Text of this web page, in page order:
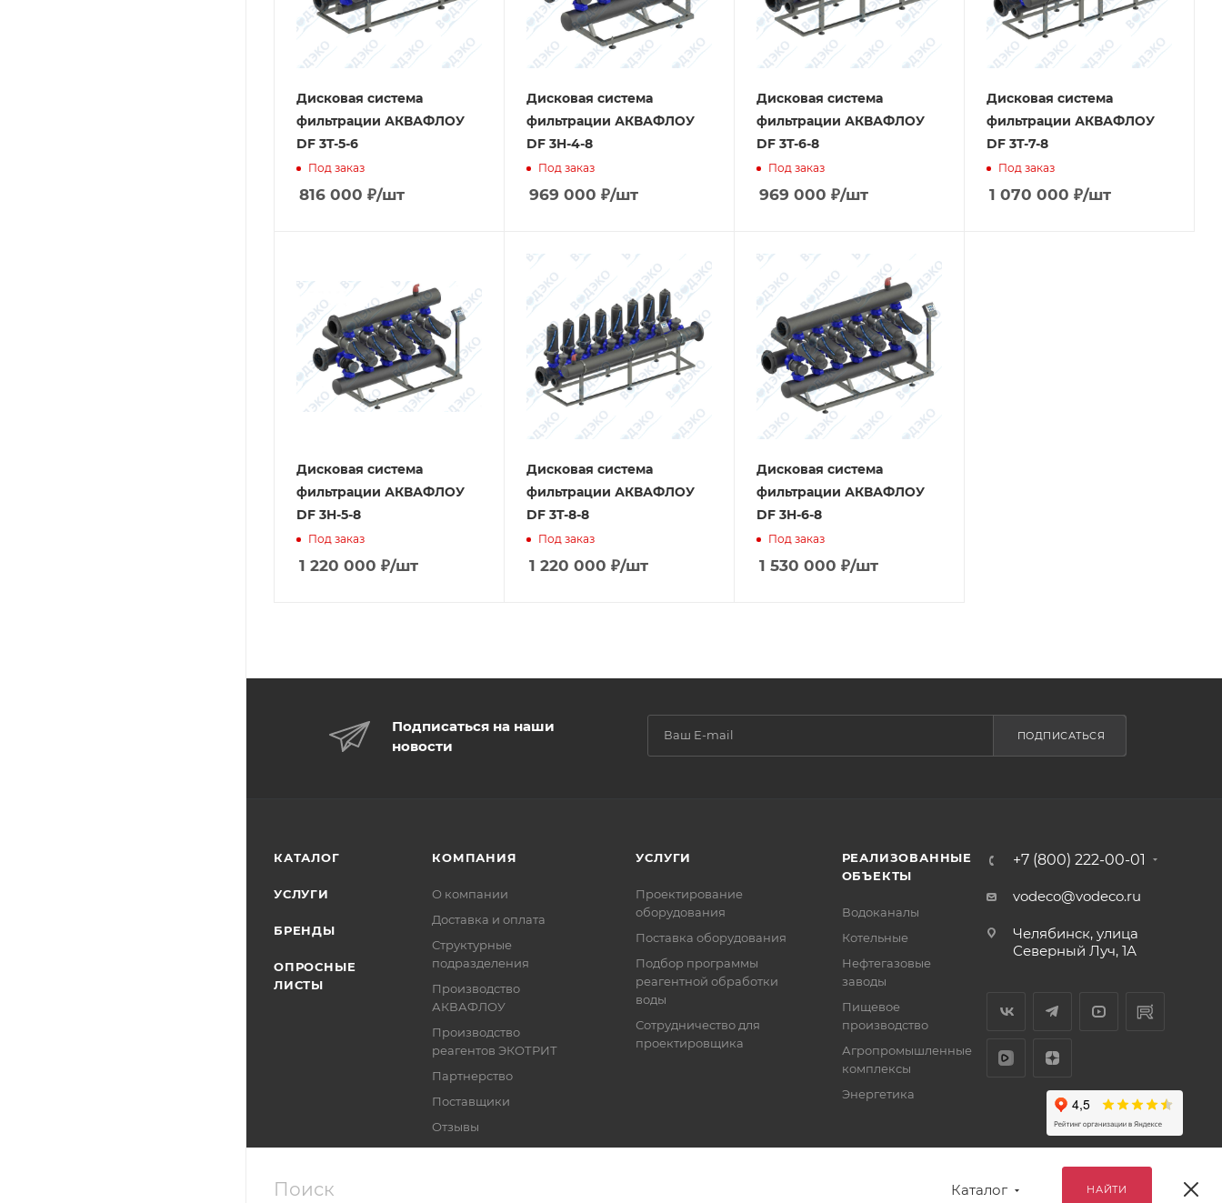
Дисковая система
фильтрации АКВАФЛОУ
DF 3T-5-6
Под заказ
816 000 ₽/шт
Дисковая система
фильтрации АКВАФЛОУ
DF 3H-4-8
Под заказ
969 000 ₽/шт
Дисковая система
фильтрации АКВАФЛОУ
DF 3T-6-8
Под заказ
969 000 ₽/шт
Дисковая система
фильтрации АКВАФЛОУ
DF 3T-7-8
Под заказ
1 070 000 ₽/шт
Дисковая система
фильтрации АКВАФЛОУ
DF 3H-5-8
Под заказ
1 220 000 ₽/шт
Дисковая система
фильтрации АКВАФЛОУ
DF 3T-8-8
Под заказ
1 220 000 ₽/шт
Дисковая система
фильтрации АКВАФЛОУ
DF 3H-6-8
Под заказ
1 530 000 ₽/шт
Подписаться на наши
новости
ПОДПИСАТЬСЯ
КАТАЛОГ
УСЛУГИ
БРЕНДЫ
ОПРОСНЫЕ
ЛИСТЫ
КОМПАНИЯ
О компании
Доставка и оплата
Структурные
подразделения
Производство
АКВАФЛОУ
Производство
реагентов ЭКОТРИТ
Партнерство
Поставщики
Отзывы
Реквизиты
УСЛУГИ
Проектирование
оборудования
Поставка оборудования
Подбор программы
реагентной обработки
воды
Сотрудничество для
проектировщика
РЕАЛИЗОВАННЫЕ
ОБЪЕКТЫ
Водоканалы
Котельные
Нефтегазовые
заводы
Пищевое
производство
Агропромышленные
комплексы
Энергетика
+7 (800) 222-00-01
vodeco@vodeco.ru
Челябинск, улица
Северный Луч, 1А
НАЙТИ
Каталог